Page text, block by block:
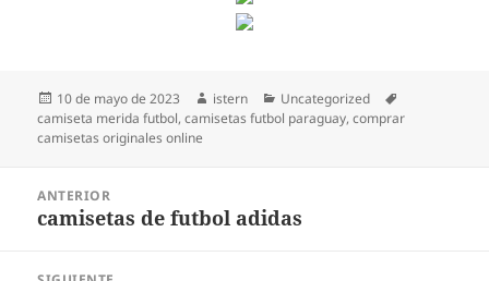
Publicado
el
10 de mayo de 2023 Autor
istern Categorías
Uncategorized
camiseta merida futbol,camisetas futbol paraguay,comprar
camisetas originales online
entradas
ANTERIOR
Entrada
camisetas de futbol adidas